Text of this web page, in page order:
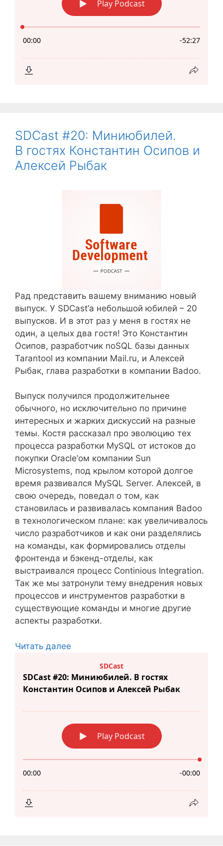
SDCast #20: Миниюбилей.
В гостях Константин Осипов и
Алексей Рыбак
Рад представить вашему вниманию новый
выпуск. У SDCast’а небольшой юбилей – 20
выпусков. И в этот раз у меня в гостях не
один, а целых два гостя! Это Константин
Осипов, разработчик noSQL базы данных
Tarantool из компании Mail.ru, и Алексей
Рыбак, глава разработки в компании Badoo.
Выпуск получился продолжительнее
обычного, но исключительно по причине
интересных и жарких дискуссий на разные
темы. Костя рассказал про эволюцию тех
процесса разработки MySQL от истоков до
покупки Oracle’ом компании Sun
Microsystems, под крылом которой долгое
время развивался MySQL Server. Алексей, в
свою очередь, поведал о том, как
становилась и развивалась компания Badoo
в технологическом плане: как увеличивалось
число разработчиков и как они разделялись
на команды, как формировались отделы
фронтенда и бэкенд-отделы, как
выстраивался процесс Continious Integration.
Так же мы затронули тему внедрения новых
процессов и инструментов разработки в
существующие команды и многие другие
аспекты разработки.
Читать далее